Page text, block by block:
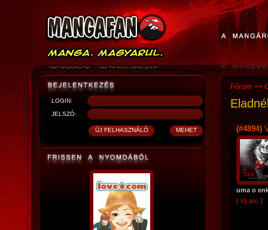
LOGIN:
JELSZÓ:
Fórum >>
(#4894)
uma o
[ Új arc ]